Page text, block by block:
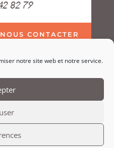
notre site web et notre service.
82 79
NOUS CONTACTER